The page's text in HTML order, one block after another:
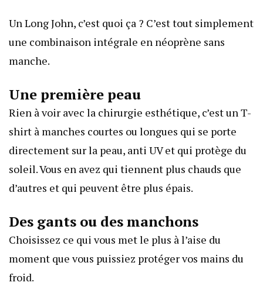
Un Long John, c’est quoi ça ? C’est tout simplement
une combinaison intégrale en néoprène sans
manche.
Une première peau
Rien à voir avec la chirurgie esthétique, c’est un T-
shirt à manches courtes ou longues qui se porte
directement sur la peau, anti UV et qui protège du
soleil. Vous en avez qui tiennent plus chauds que
d’autres et qui peuvent être plus épais.
Des gants ou des manchons
Choisissez ce qui vous met le plus à l’aise du
moment que vous puissiez protéger vos mains du
froid.